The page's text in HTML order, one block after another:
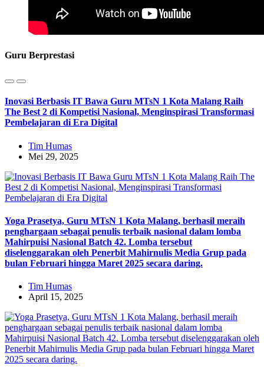
Guru Berprestasi
Inovasi Berbasis IT Bawa Guru MTsN 1 Kota Malang Raih
The Best 2 di Kompetisi Nasional, Menginspirasi Transformasi
Pembelajaran di Era Digital
Tim Humas
Mei 29, 2025
Yoga Prasetya, Guru MTsN 1 Kota Malang, berhasil meraih
penghargaan sebagai penulis terbaik nasional dalam lomba
Mahirpuisi Nasional Batch 42. Lomba tersebut
diselenggarakan oleh Penerbit Mahirnulis Media Grup pada
bulan Februari hingga Maret 2025 secara daring.
Tim Humas
April 15, 2025